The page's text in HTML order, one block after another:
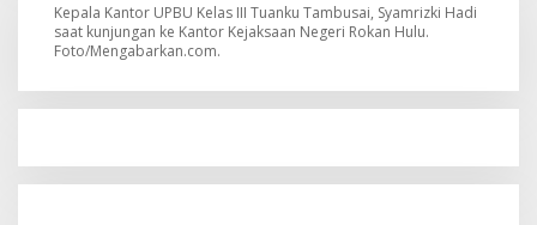
Kepala Kantor UPBU Kelas III Tuanku Tambusai, Syamrizki Hadi
saat kunjungan ke Kantor Kejaksaan Negeri Rokan Hulu.
Foto/Mengabarkan.com.